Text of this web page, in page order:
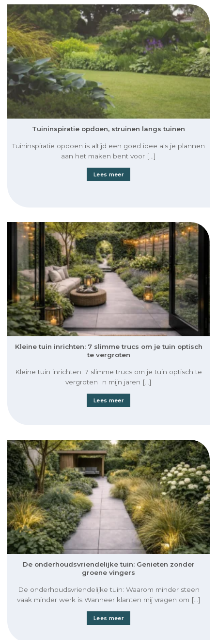
Tuininspiratie opdoen, struinen langs tuinen
Tuininspiratie opdoen is altijd een goed idee als je plannen
aan het maken bent voor [...]
Lees meer
Kleine tuin inrichten: 7 slimme trucs om je tuin optisch
te vergroten
Kleine tuin inrichten: 7 slimme trucs om je tuin optisch te
vergroten In mijn jaren [...]
Lees meer
De onderhoudsvriendelijke tuin: Genieten zonder
groene vingers
De onderhoudsvriendelijke tuin: Waarom minder steen
vaak minder werk is Wanneer klanten mij vragen om [...]
Lees meer